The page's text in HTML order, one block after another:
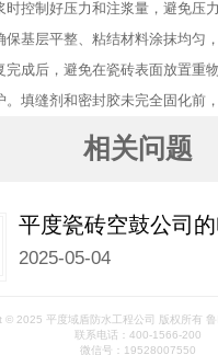
时控制好压力和注浆量，避免压
保基层平整、粘结材料涂抹均匀
完成后，避免在瓷砖表面放置重
。填缝剂和密封胶未完全固化前
相关问题
平度瓷砖空鼓公司
2025-05-04
© 2025 平度域盾防水工程公司 版权所有
联系电话：400-1566-200
微信号：19528007550